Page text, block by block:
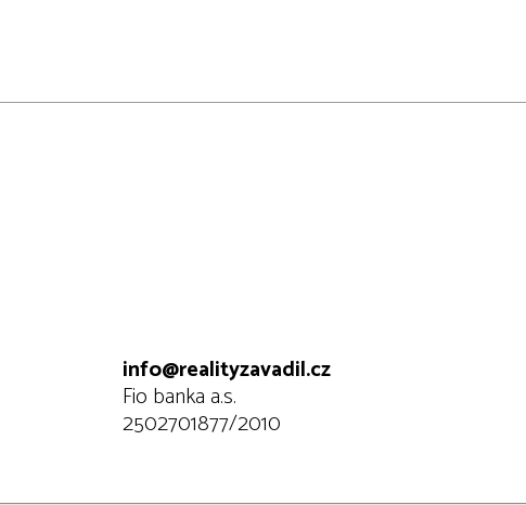
info@realityzavadil.cz
Fio banka a.s.
2502701877/2010